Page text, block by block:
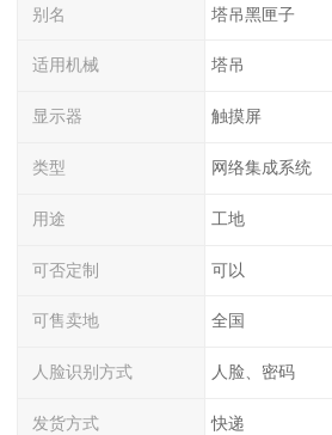
别名 塔吊黑匣子
适用机械 塔吊
显示器 触摸屏
类型 网络集成系统
用途 工地
可否定制 可以
可售卖地 全国
人脸识别方式 人脸、密码
发货方式 快递